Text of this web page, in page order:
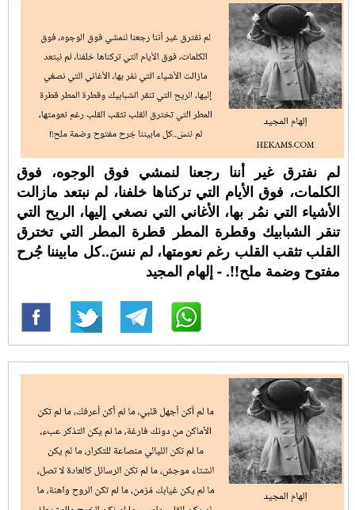
لم نفترق غير أننا رجعنا لنمشي فوق الوجوه، فوق
الكلمات، فوق الأيام التي تركناها خلفنا، لم نبتعد مازالت
الأشياء التي نمُر بها، الأغاني التي نصغي إليها، الريح التي
تنقر الشبابيك وقطرة المطر قطرة المطر التي تخترق
القلب تثقب القلب رغم نعومتها، لم ننسَ..كل مابيننا جُرح
مفتوح وضمة ملح!!. - إلهام المجيد